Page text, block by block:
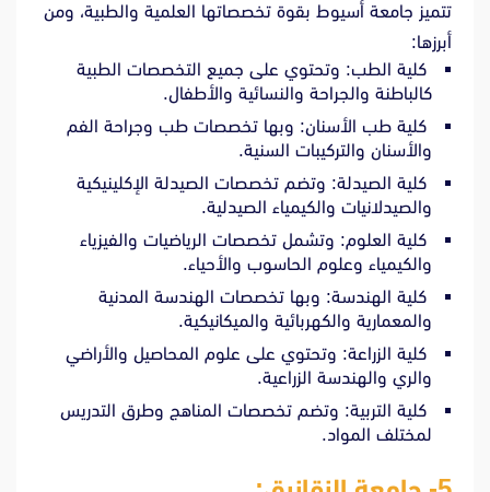
تتميز جامعة أسيوط بقوة تخصصاتها العلمية والطبية، ومن
أبرزها:
كلية الطب: وتحتوي على جميع التخصصات الطبية
كالباطنة والجراحة والنسائية والأطفال.
كلية طب الأسنان: وبها تخصصات طب وجراحة الفم
والأسنان والتركيبات السنية.
كلية الصيدلة: وتضم تخصصات الصيدلة الإكلينيكية
والصيدلانيات والكيمياء الصيدلية.
كلية العلوم: وتشمل تخصصات الرياضيات والفيزياء
والكيمياء وعلوم الحاسوب والأحياء.
كلية الهندسة: وبها تخصصات الهندسة المدنية
والمعمارية والكهربائية والميكانيكية.
كلية الزراعة: وتحتوي على علوم المحاصيل والأراضي
والري والهندسة الزراعية.
كلية التربية: وتضم تخصصات المناهج وطرق التدريس
لمختلف المواد.